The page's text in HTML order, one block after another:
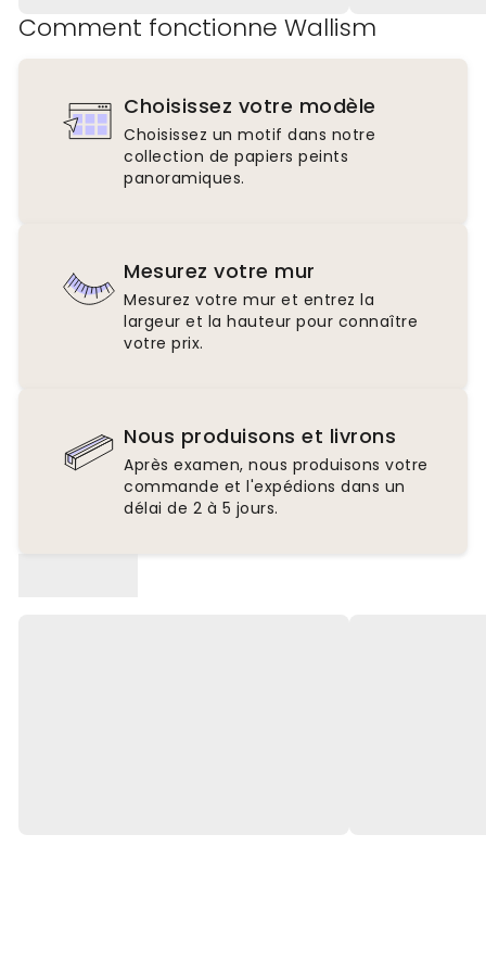
Comment fonctionne Wallism
Choisissez votre modèle
Choisissez un motif dans notre
collection de papiers peints
panoramiques.
Mesurez votre mur
Mesurez votre mur et entrez la
largeur et la hauteur pour connaître
votre prix.
Nous produisons et livrons
Après examen, nous produisons votre
commande et l'expédions dans un
délai de 2 à 5 jours.